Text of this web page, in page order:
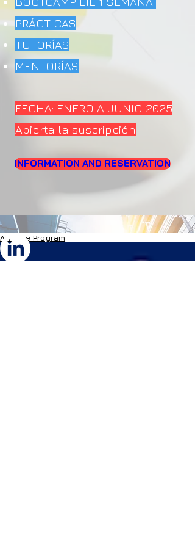
PRÁCTICAS
TUTORÍAS
MENTORÍAS
FECHA: ENERO A JUNIO 2025
Abierta la suscripción
INFORMATION AND RESERVATION
Affiliate Program